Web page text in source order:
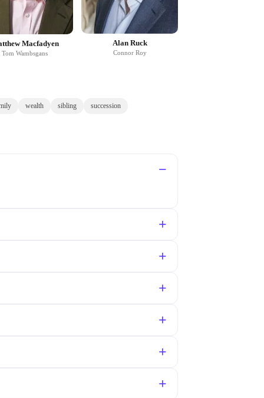
Macfadyen
Tom Wambsgans
Alan Ruck
Connor Roy
wealth sibling succession